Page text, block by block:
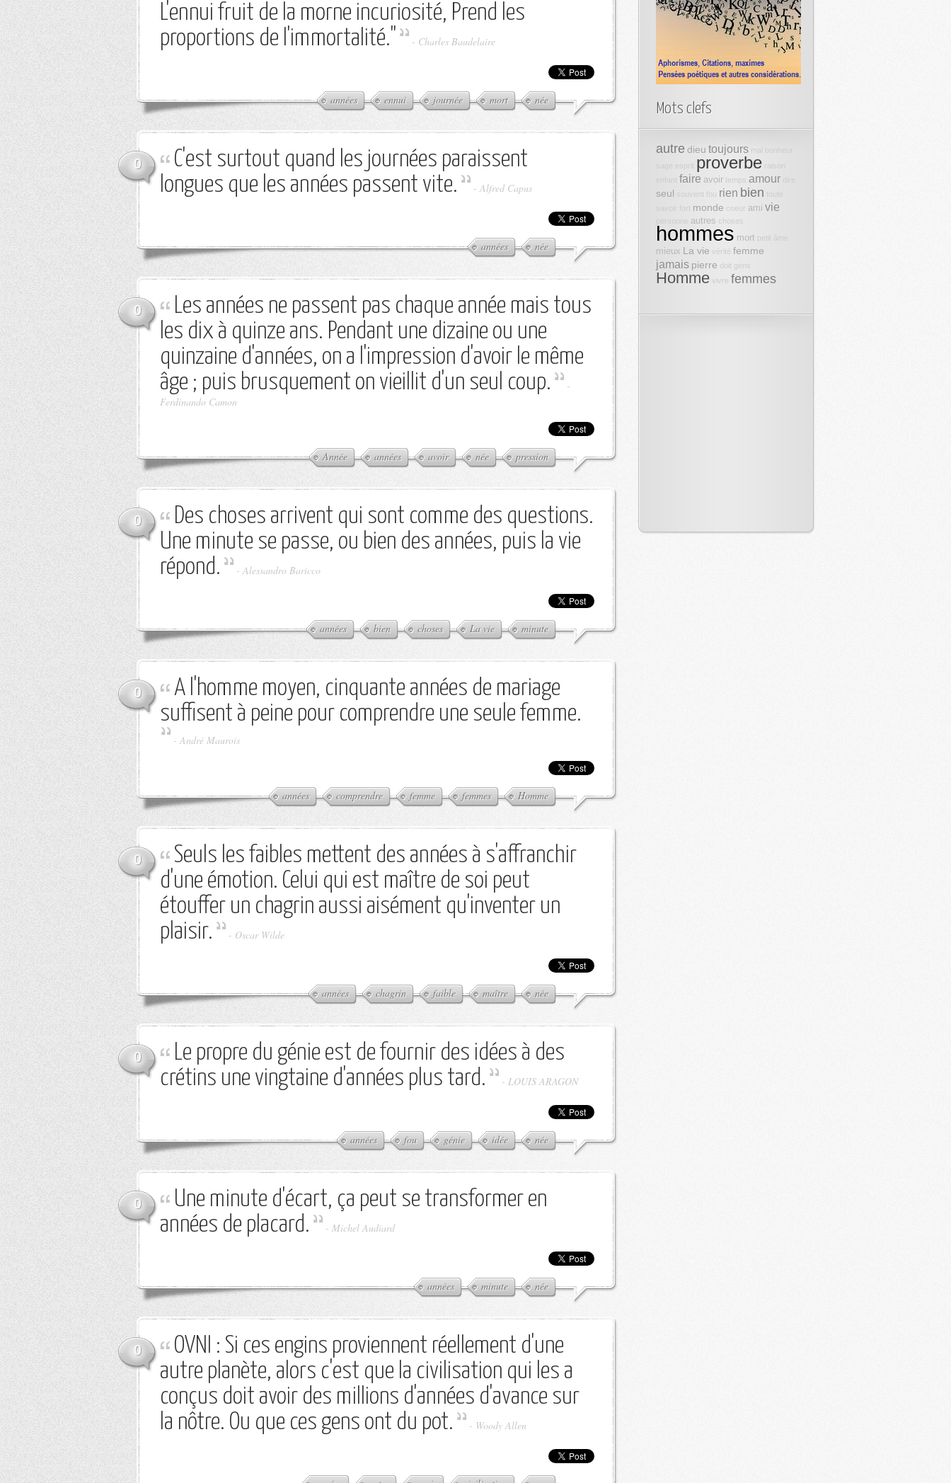
L'ennui fruit de la morne incuriosité, Prend les
proportions de l'immortalité."
- Charles Baudelaire
années ennui journée mort née
0
C'est surtout quand les journées paraissent
longues que les années passent vite.
- Alfred Capus
années née
0
Les années ne passent pas chaque année mais tous
les dix à quinze ans. Pendant une dizaine ou une
quinzaine d'années, on a l'impression d'avoir le même
âge ; puis brusquement on vieillit d'un seul coup.
-
Ferdinando Camon
Année années avoir née pression
0
Des choses arrivent qui sont comme des questions.
Une minute se passe, ou bien des années, puis la vie
répond.
- Alessandro Baricco
années bien choses La vie minute
0
A l'homme moyen, cinquante années de mariage
suffisent à peine pour comprendre une seule femme.
- André Maurois
années comprendre femme femmes Homme
0
Seuls les faibles mettent des années à s'affranchir
d'une émotion. Celui qui est maître de soi peut
étouffer un chagrin aussi aisément qu'inventer un
plaisir.
- Oscar Wilde
années chagrin faible maître née
0
Le propre du génie est de fournir des idées à des
crétins une vingtaine d'années plus tard.
- LOUIS ARAGON
années fou génie idée née
0
Une minute d'écart, ça peut se transformer en
années de placard.
- Michel Audiard
années minute née
0
OVNI : Si ces engins proviennent réellement d'une
autre planète, alors c'est que la civilisation qui les a
conçus doit avoir des millions d'années d'avance sur
la nôtre. Ou que ces gens ont du pot.
- Woody Allen
Mots clefs
autre dieu toujours mal
esprit proverbe raison
faire avoir temps amour
seul souvent fou rien bien toute
fort monde coeur ami vie
autres choses
hommes mort petit âme
mieux La vie vérité femme
jamais pierre doit gens
Homme vivre femmes